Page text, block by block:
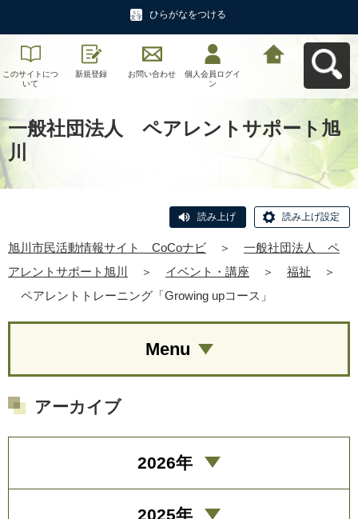
ひらがなをつける
このサイトにつ
いて
新規登録 お問い合わせ
個人会員ログイ
ン
一般社団法人 ペアレントサポート旭
川
読み上げ 読み上げ設定
旭川市民活動情報サイト CoCoナビ ＞
一般社団法人 ペ
アレントサポート旭川
＞ イベント・講座 ＞ 福祉
＞
ペアレントトレーニング「Growing upコース」
Menu
アーカイブ
2026年
2025年